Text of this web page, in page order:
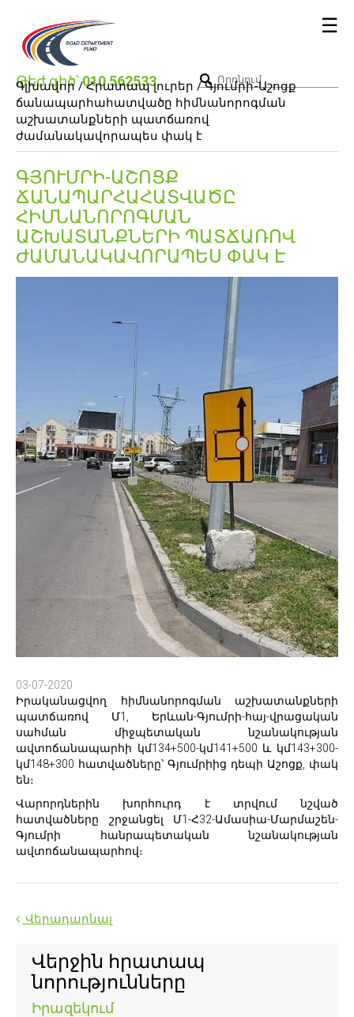
☰
Թեժ գիծ՝010 562533
Գլխավոր / Հրատապ լուրեր / Գյումրի-Աշոցք
ճանապարհահատվածը հիմնանորոգման
աշխատանքների պատճառով
ժամանակավորապես փակ է
ԳՅՈՒՄՐԻ-ԱՇՈՑՔ
ՃԱՆԱՊԱՐՀԱՀԱՏՎԱԾԸ
ՀԻՄՆԱՆՈՐՈԳՄԱՆ
ԱՇԽԱՏԱՆՔՆԵՐԻ ՊԱՏՃԱՌՈՎ
ԺԱՄԱՆԱԿԱՎՈՐԱՊԵՍ ՓԱԿ Է
03-07-2020
Իրականացվող հիմնանորոգման աշխատանքների
պատճառով Մ1, Երևան-Գյումրի-հայ-վրացական
սահման միջպետական նշանակության
ավտոճանապարհի կմ134+500-կմ141+500 և կմ143+300-
կմ148+300 հատվածները՝ Գյումրիից դեպի Աշոցք, փակ
են։
Վարորդներին խորհուրդ է տրվում նշված
հատվածները շրջանցել Մ1-Հ32-Ամասիա-Մարմաշեն-
Գյումրի հանրապետական նշանակության
ավտոճանապարհով։
Վերադարնալ
Վերջին հրատապ
նորությունները
Իրազեկում